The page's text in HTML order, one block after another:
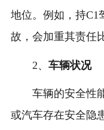
地位。例如，持C1
故，会加重其责任
2、 车辆状况
车辆的安全性
或汽车存在安全隐